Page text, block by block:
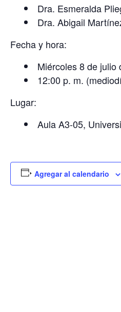
Dra. Esmeralda
Dra. Abigail
Fecha y hora:
Miércoles 8 de julio
12:00 p. m.
Lugar:
Aula A3-05,
Agregar al calendario